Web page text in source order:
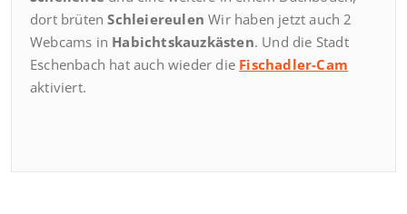
dort brütenSchleiereulen Wir haben jetzt auch 2
Webcams in Habichtskauzkästen. Und die Stadt
Eschenbach hat auch wieder die Fischadler-Cam
aktiviert.